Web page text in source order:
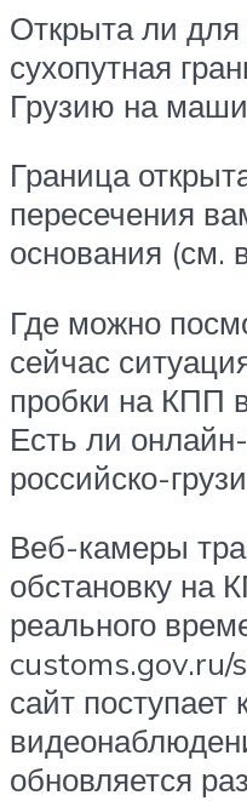
Открыта ли для
сухопутная
Грузию на
Граница
пересечения
основания (см.
Где можно
сейчас
пробки на КПП
Есть ли
российско-
Веб-камеры
обстановку на
реального
сайт поступает
обновляется